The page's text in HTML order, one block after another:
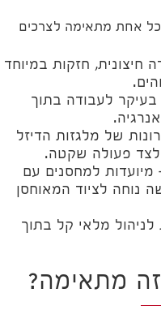
אחת מתאימה לצרכים
חיצונית, חזקות במיוחד
לעבודה בתוך
של מלגזות הדיזל
לצד פעולה שקטה.
מיועדות למחסנים עם
נוחה לציוד המאוחסן
לניהול מלאי קל בתוך
מתאימה?